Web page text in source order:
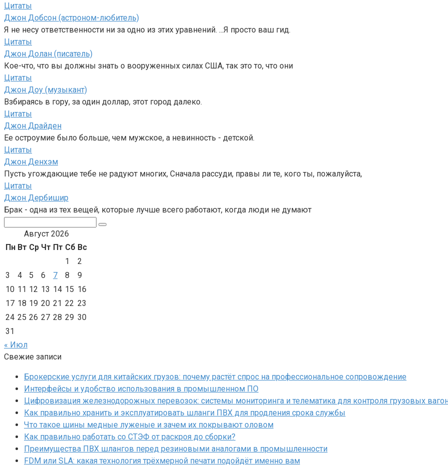
Цитаты
Джон Добсон (астроном-любитель)
Я не несу ответственности ни за одно из этих уравнений. ...Я просто ваш гид.
Цитаты
Джон Долан (писатель)
Кое-что, что вы должны знать о вооруженных силах США, так это то, что они
Цитаты
Джон Доу (музыкант)
Взбираясь в гору, за один доллар, этот город далеко.
Цитаты
Джон Драйден
Ее остроумие было больше, чем мужское, а невинность - детской.
Цитаты
Джон Денхэм
Пусть угождающие тебе не радуют многих, Сначала рассуди, правы ли те, кого ты, пожалуйста,
Цитаты
Джон Дербишир
Брак - одна из тех вещей, которые лучше всего работают, когда люди не думают
Август 2026
Пн Вт Ср Чт Пт Сб Вс
1
2
3
4 5 6 7 8
9
10 11 12 13 14 15 16
17 18 19 20 21 22 23
24 25 26 27 28 29 30
31
« Июл
Свежие записи
Брокерские услуги для китайских грузов: почему растёт спрос на профессиональное сопровождение
Интерфейсы и удобство использования в промышленном ПО
Цифровизация железнодорожных перевозок: системы мониторинга и телематика для контроля грузовых
Как правильно хранить и эксплуатировать шланги ПВХ для продления срока службы
Что такое шины медные луженые и зачем их покрывают оловом
Как правильно работать со СТЭФ от раскроя до сборки?
Преимущества ПВХ шлангов перед резиновыми аналогами в промышленности
FDM или SLA: какая технология трёхмерной печати подойдёт именно вам